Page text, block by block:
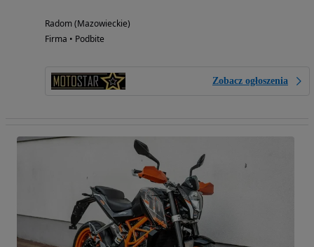
Radom (Mazowieckie)
Firma • Podbite
Zobacz ogłoszenia